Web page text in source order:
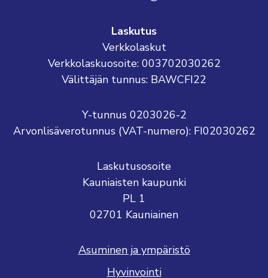
Laskutus
Verkkolaskut
Verkkolaskuosoite: 003702030262
Välittäjän tunnus: BAWCFI22
Y-tunnus 0203026-2
Arvonlisäverotunnus (VAT-numero): FI02030262
Laskutusosoite
Kauniaisten kaupunki
PL 1
02701 Kauniainen
Asuminen ja ympäristö
Hyvinvointi